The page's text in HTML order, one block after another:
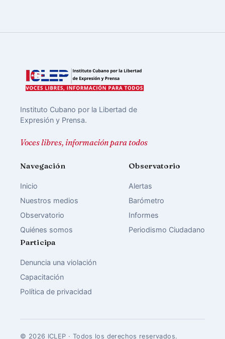
Instituto Cubano por la Libertad de
Expresión y Prensa.
Voces libres, información para todos
Navegación
Inicio
Nuestros medios
Observatorio
Quiénes somos
Observatorio
Alertas
Barómetro
Informes
Periodismo Ciudadano
Participa
Denuncia una violación
Capacitación
Política de privacidad
© 2026 ICLEP · Todos los derechos reservados.